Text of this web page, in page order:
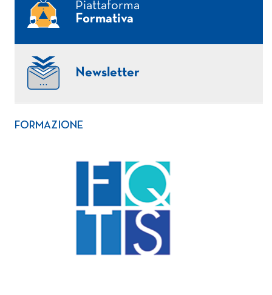
Piattaforma
Formativa
Newsletter
FORMAZIONE